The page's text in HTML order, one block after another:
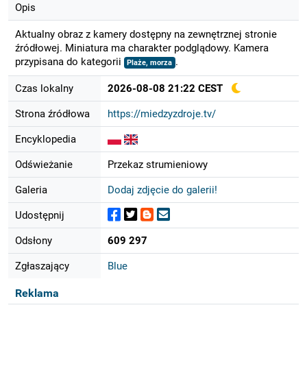
Opis
Aktualny obraz z kamery dostępny na zewnętrznej stronie
źródłowej. Miniatura ma charakter podglądowy. Kamera
przypisana do kategorii
Plaże, morza .
Czas lokalny 2026-08-08 21:22 CEST
Strona źródłowa https://miedzyzdroje.tv/
Encyklopedia
Odświeżanie Przekaz strumieniowy
Galeria Dodaj zdjęcie do galerii!
Udostępnij
Odsłony 609 297
Zgłaszający Blue
Reklama